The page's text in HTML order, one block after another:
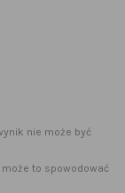
nie może być
to spowodować